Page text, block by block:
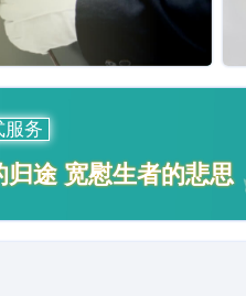
服务
途 宽慰生者的悲思